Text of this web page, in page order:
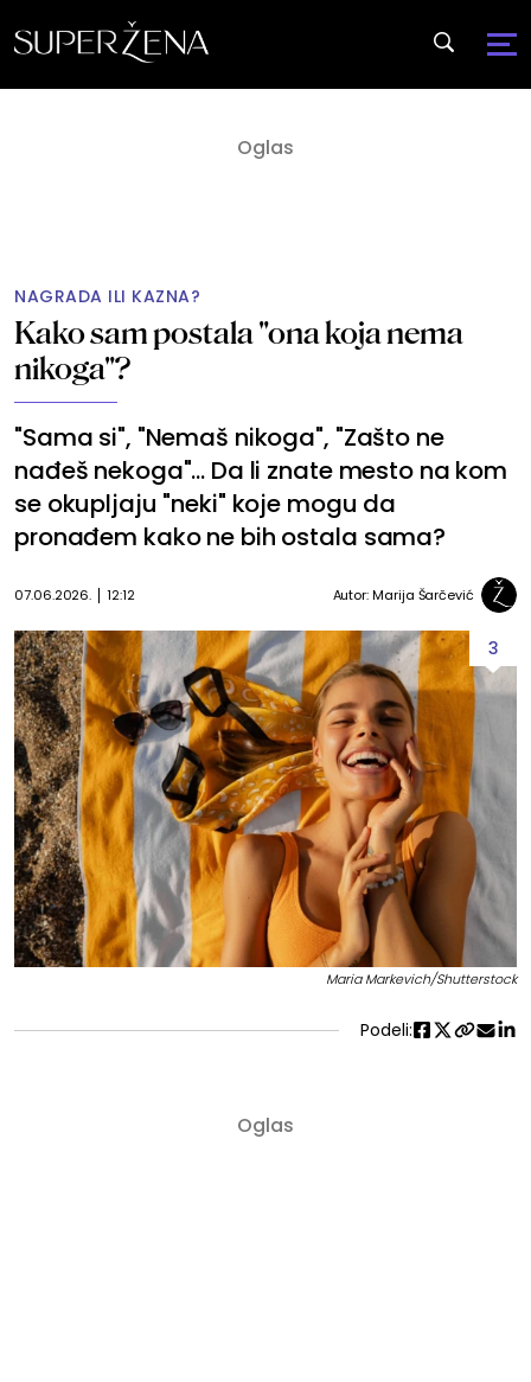
NAGRADA ILI KAZNA?
Kako sam postala "ona koja nema
nikoga"?
"Sama si", "Nemaš nikoga", "Zašto ne
nađeš nekoga"... Da li znate mesto na kom
se okupljaju "neki" koje mogu da
pronađem kako ne bih ostala sama?
07.06.2026. 12:12 Autor:Marija Šarčević
3
Maria Markevich/Shutterstock
Podeli: